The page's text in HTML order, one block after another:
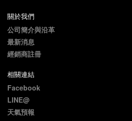
關於我們
公司簡介與沿革
最新消息
經銷商註冊
相關連結
Facebook
LINE@
天氣預報